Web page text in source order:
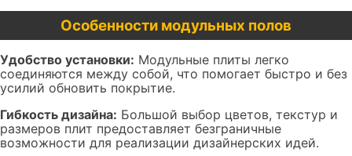
Особенности модульных полов
Удобство установки: Модульные плиты легко
соединяются между собой, что помогает быстро и без
усилий обновить покрытие.
Гибкость дизайна: Большой выбор цветов, текстур и
размеров плит предоставляет безграничные
возможности для реализации дизайнерских идей.